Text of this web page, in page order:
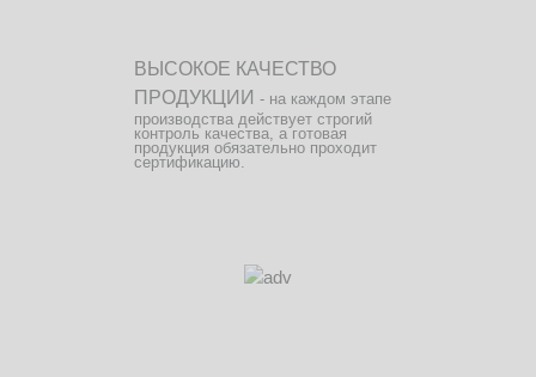
ВЫСОКОЕ КАЧЕСТВО
ПРОДУКЦИИ - на каждом этапе
производства действует строгий
контроль качества, а готовая
продукция обязательно проходит
сертификацию.